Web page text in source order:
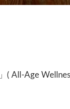
All-Age